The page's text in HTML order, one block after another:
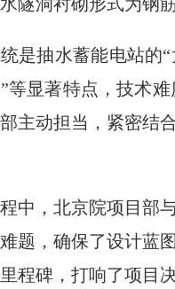
隧洞衬砌形式为钢
是抽水蓄能电站的
等显著特点，技术
主动担当，紧密结
中，北京院项目部
题，确保了设计蓝
程碑，打响了项目